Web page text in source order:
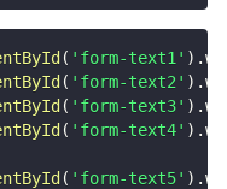
( 'form-text1' ) .
( 'form-text2' ) .
( 'form-text3' ) .
( 'form-text4' ) .
( 'form-text5' ) .